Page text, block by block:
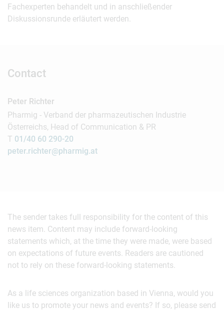
Fachexperten behandelt und in anschließender
Diskussionsrunde erläutert werden.
Contact
Peter Richter
Pharmig - Verband der pharmazeutischen Industrie
Österreichs, Head of Communication & PR
T 01/40 60 290-20
peter.richter@pharmig.at
The sender takes full responsibility for the content of this
news item. Content may include forward-looking
statements which, at the time they were made, were based
on expectations of future events. Readers are cautioned
not to rely on these forward-looking statements.
As a life sciences organization based in Vienna, would you
like us to promote your news and events? If so, please send